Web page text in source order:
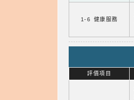
1-6 健康服務
評價項目